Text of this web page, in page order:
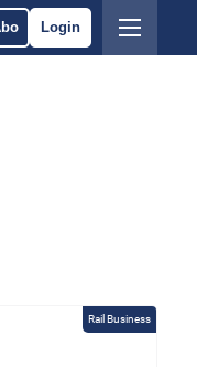
Login
Rail Business